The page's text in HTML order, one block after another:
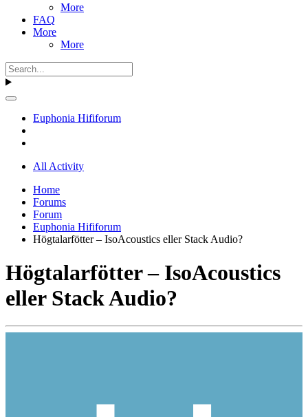
More
FAQ
More
More
Euphonia Hififorum
All Activity
Home
Forums
Forum
Euphonia Hififorum
Högtalarfötter – IsoAcoustics eller Stack Audio?
Högtalarfötter – IsoAcoustics
eller Stack Audio?